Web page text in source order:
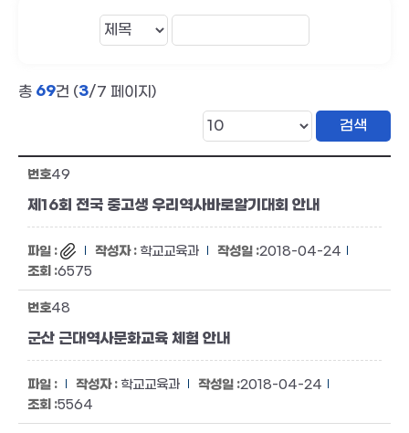
총 69건 (3/7 페이지)
49
제16회 전국 중고생 우리역사바로알기대회 안내
학교교육과
2018-04-24
6575
48
군산 근대역사문화교육 체험 안내
학교교육과
2018-04-24
5564